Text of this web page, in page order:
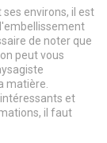
ses environs, il est
de noter que
peut vous
matière.
et
il faut